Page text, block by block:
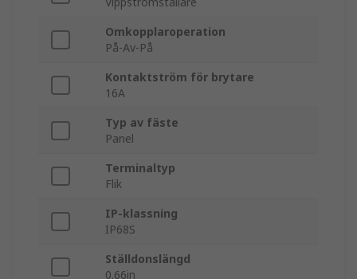
Omkopplaroperation
På-Av-På
Kontaktström för brytare
16A
Typ av fäste
Panel
Terminaltyp
Flik
IP-klassning
IP68S
Ställdonslängd
0.66in